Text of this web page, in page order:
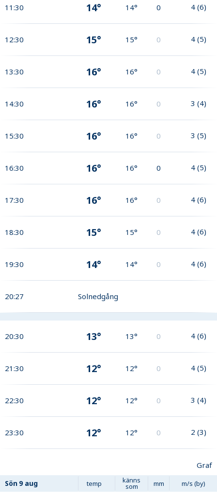
11:30 14° 14° 0 4 (6)
12:30 15° 15° 0 4 (5)
13:30 16° 16° 0 4 (5)
14:30 16° 16° 0 3 (4)
15:30 16° 16° 0 3 (5)
16:30 16° 16° 0 4 (5)
17:30 16° 16° 0 4 (6)
18:30 15° 15° 0 4 (6)
19:30 14° 14° 0 4 (6)
20:27 Solnedgång
20:30 13° 13° 0 4 (6)
21:30 12° 12° 0 4 (5)
22:30 12° 12° 0 3 (4)
23:30 12° 12° 0 2 (3)
Graf
Sön 9 aug temp känns
som mm m/s (by)